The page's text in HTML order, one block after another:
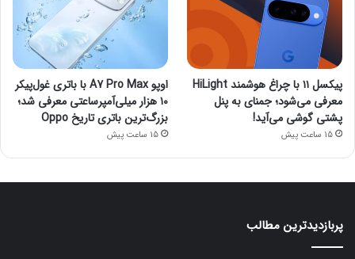
پیکسل ۱۱ با چراغ هوشمند HiLight
معرفی می‌شود؛ جمنای به پنل
پشتی گوشی می‌آید!
15 ساعت پیش
اوپو A7 Pro Max با باتری غول‌پیکر
۱۰ هزار میلی‌آمپرساعتی معرفی شد؛
بزرگ‌ترین باتری تاریخ Oppo
15 ساعت پیش
پربازدیدترین مطالب